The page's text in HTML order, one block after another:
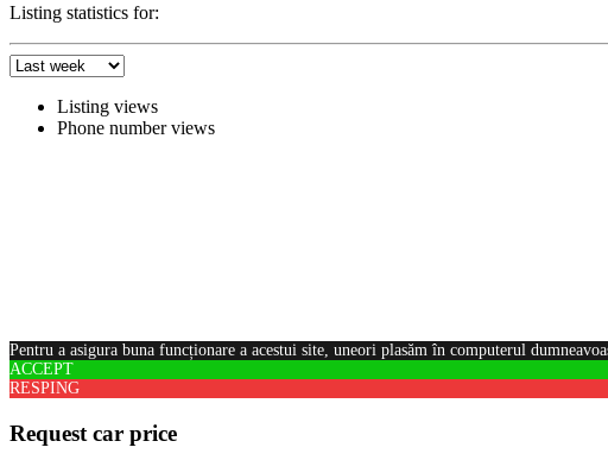
Listing statistics for:
Listing views
Phone number views
Pentru a asigura buna funcționare a acestui site, uneori plasăm în computerul
ACCEPT
RESPING
Request car price